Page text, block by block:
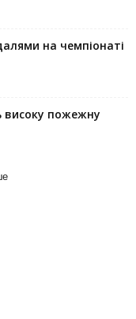
на чемпіонаті
високу пожежну